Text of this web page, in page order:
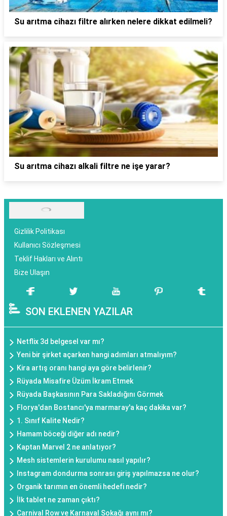
Su arıtma cihazı filtre alırken nelere dikkat edilmeli?
Su arıtma cihazı alkali filtre ne işe yarar?
Gizlilik Politikası
Kullanıcı Sözleşmesi
Teklif Hakları ve Alıntı
Bize Ulaşın
SON EKLENEN YAZILAR
Netflix 3d belgesel var mı?
Yeni bir şirket açarken hangi adımları atmalıyım?
Kira artış oranı hangi aya göre belirlenir?
Rüyada Misafire Üzüm İkram Etmek
Rüyada Başkasının Para Sakladığını Görmek
Florya'dan Bostancı'ya marmaray'a kaç dakika var?
1. Sınıf Kalite Nedir?
Hamam böceği diğer adı nedir?
Kaptan Marvel 2 ne anlatıyor?
Mesh sistemlerin kurulumu nasıl yapılır?
Instagram dondurma sonrası giriş yapılmazsa ne olur?
Organik tarımın en önemli hedefi nedir?
İlk tablet ne zaman çıktı?
Carnival Row ve Karnaval Sokağı aynı mı?